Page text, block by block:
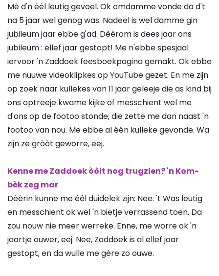
Mè d'n éél leutig gevoel. Ok omdamme vonde da d't
na 5 jaar wel genog was. Nadeel is wel damme gin
jubileum jaar ebbe g'ad. Dèèrom is dees jaar ons
jubileum : ellef jaar gestopt! Me n'ebbe spesjaal
iervoor 'n Zaddoek feesboekpagina gemakt. Ok ebbe
me nuuwe videoklipkes op YouTube gezet. En me zijn
op zoek naar kullekes van 11 jaar geleeje die as kind bij
ons optreeje kwame kijke of messchient wel me
d'ons op de footoo stonde; die zette me dan naast 'n
footoo van nou. Me ebbe al één kulleke gevonde. Wa
zijn ze gròòt geworre, eej.
Kenne me Zaddoek òòit nog trugzien? 'n Kom-
bèk zeg mar
Dèèrin kunne me éél duidelek zijn: Nee. 't Was leutig
en messchient ok wel 'n bietje verrassend toen. Da
zou nouw nie meer werreke. Enne, me worre ok 'n
jaartje ouwer, eej. Nee, Zaddoek is al ellef jaar
gestopt, en da wulle me gère zo ouwe.